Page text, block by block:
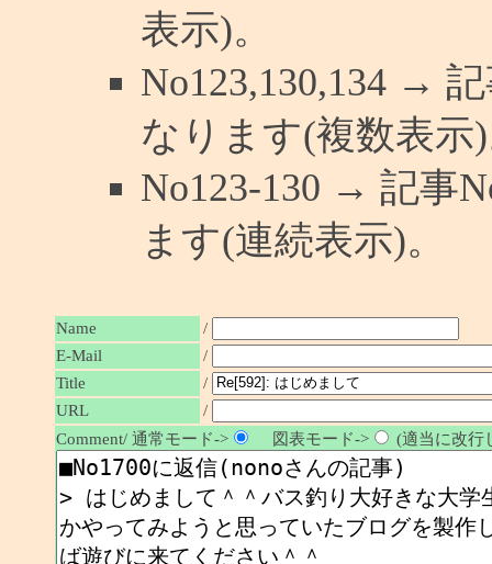
表示)。
No123,130,134 →
なります(複数表示
No123-130 → 記事
ます(連続表示)。
Name
/
E-Mail
/
Title
/
URL
/
Comment/ 通常モード->
図表モード-> (適当に改行